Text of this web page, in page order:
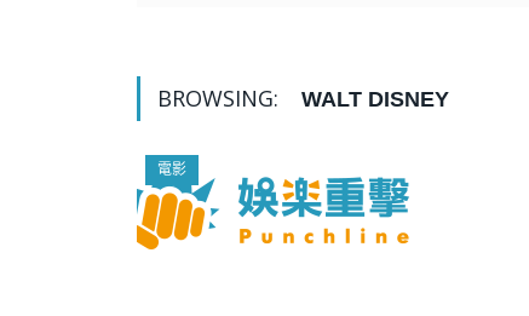
BROWSING: WALT DISNEY
電影